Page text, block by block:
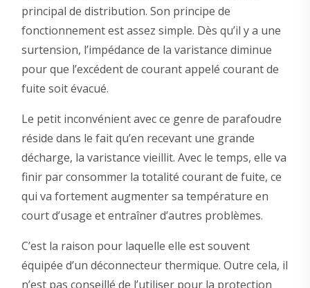
principal de distribution. Son principe de
fonctionnement est assez simple. Dès qu’il y a une
surtension, l’impédance de la varistance diminue
pour que l’excédent de courant appelé courant de
fuite soit évacué.
Le petit inconvénient avec ce genre de parafoudre
réside dans le fait qu’en recevant une grande
décharge, la varistance vieillit. Avec le temps, elle va
finir par consommer la totalité courant de fuite, ce
qui va fortement augmenter sa température en
court d’usage et entraîner d’autres problèmes.
C’est la raison pour laquelle elle est souvent
équipée d’un déconnecteur thermique. Outre cela, il
n’est pas conseillé de l’utiliser pour la protection